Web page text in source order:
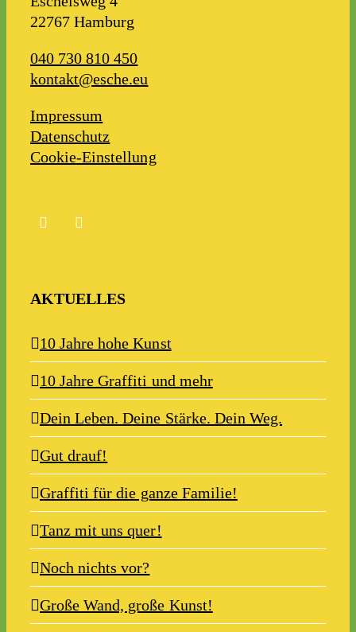
22767 Hamburg
040 7​30 810 450
kontakt@esche.eu
Impressum
Datenschutz
Cookie-Einstellung
AKTUELLES
10 Jahre hohe Kunst
10 Jahre Graffiti und mehr
Dein Leben. Deine Stärke. Dein Weg.
Gut drauf!
Graffiti für die ganze Familie!
Tanz mit uns quer!
Noch nichts vor?
Große Wand, große Kunst!